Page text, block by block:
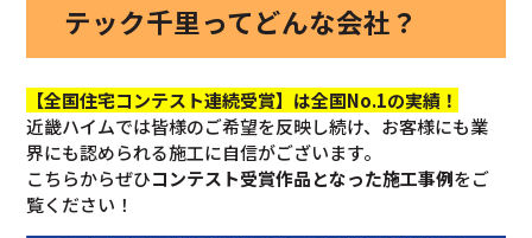
テック千里ってどんな会社？
【全国住宅コンテスト連続受賞】は全国No.1の実績！
近畿ハイムでは皆様のご希望を反映し続け、お客様にも業
界にも認められる施工に自信がございます。
こちらからぜひコンテスト受賞作品となった施工事例をご
覧ください！